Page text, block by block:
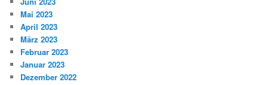
Mai 2023
April 2023
März 2023
Februar 2023
Januar 2023
Dezember 2022